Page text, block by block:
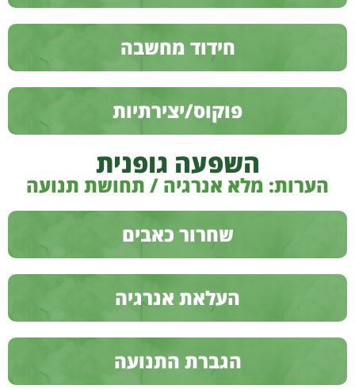
חידוד מחשבה
פוקוס/יצירתיות
השפעה גופנית
הערות: מלא אנרגיה / תחושת תנועה
שחרור כאבים
העלאת אנרגיה
הגברת התנועה